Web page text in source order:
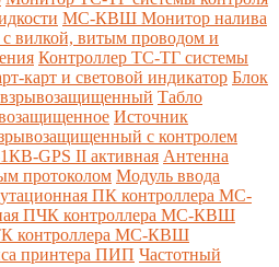
МС-КВШ Монитор налива
вилкой, витым проводом и
Контроллер ТС-ТГ системы
карт и световой индикатор Блок
взрывозащищенный Табло
Источник
с контролем
GPS II активная Антенна
протоколом Модуль ввода
ПК контроллера МС-
ПЧК контроллера МС-КВШ
контроллера МС-КВШ
принтера ПИП Частотный